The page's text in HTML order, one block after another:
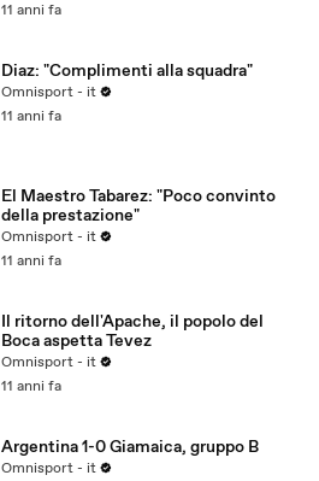
11 anni fa
Diaz: "Complimenti alla squadra"
Omnisport - it
11 anni fa
El Maestro Tabarez: "Poco convinto
della prestazione"
Omnisport - it
11 anni fa
Il ritorno dell'Apache, il popolo del
Boca aspetta Tevez
Omnisport - it
11 anni fa
Argentina 1-0 Giamaica, gruppo B
Omnisport - it